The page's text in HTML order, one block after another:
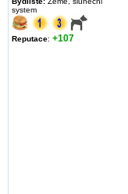
system
Reputace: +107